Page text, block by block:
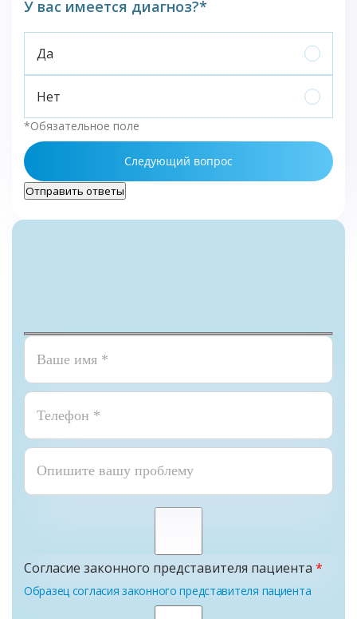
У вас имеется диагноз?*
Да
Нет
*Обязательное поле
Следующий вопрос
Согласие законного представителя пациента *
Образец согласия законного представителя пациента